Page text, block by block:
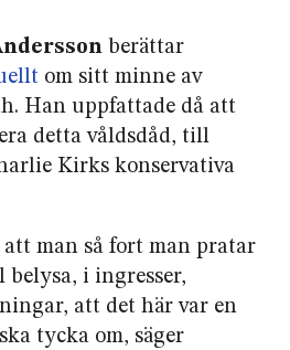
berättar
om sitt minne av
Han uppfattade då att
detta våldsdåd, till
Kirks konservativa
man så fort man pratar
i ingresser,
att det här var en
tycka om, säger